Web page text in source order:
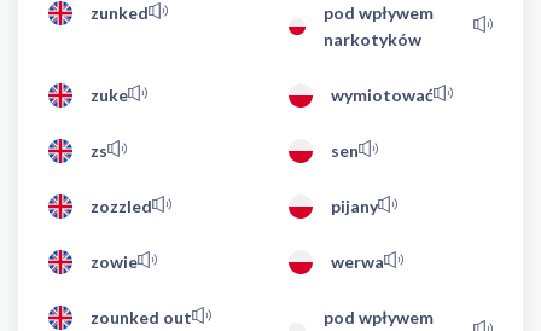
zunked
pod wpływem
narkotyków
zuke wymiotować
zs sen
zozzled pijany
zowie werwa
zounked out
pod wpływem